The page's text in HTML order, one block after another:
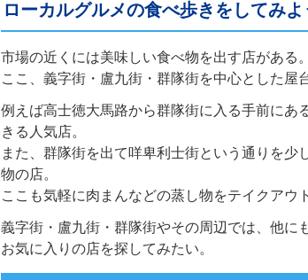
ローカルグルメの食べ歩きをしてみよ
市場の近くには美味しい食べ物を出す店がある。
ここ、義字街・盧九街・群隊街を中心とした屋
例えば高士徳大馬路から群隊街に入る手前に
きる人気店。
また、群隊街を出て咩卑利士街という通りを
物の店。
ここも気軽に肉まんなどの蒸し物をテイクアウ
義字街・盧九街・群隊街やその周辺では、他に
お気に入りの店を探してみたい。